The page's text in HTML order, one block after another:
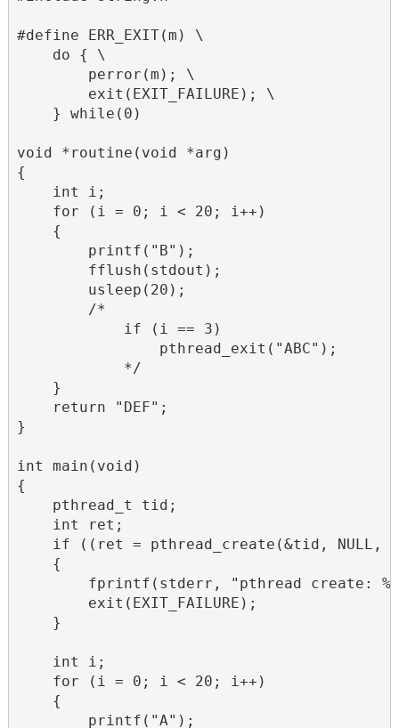
#define ERR_EXIT(m) \
    do { \
        perror(m); \
        exit(EXIT_FAILURE); \
    } while(0)
void *routine(void *arg)
{
    int i;
    for (i = 0; i < 20; i++)
    {
        printf("B");
        fflush(stdout);
        usleep(20);
        /*
            if (i == 3)
                pthread_exit("ABC");
            */
    }
    return "DEF";
}
int main(void)
{
    pthread_t tid;
    int ret;
if ((ret = pthread_create(&tid, NULL,
    {
fprintf(stderr, "pthread create:
        exit(EXIT_FAILURE);
    }
    int i;
    for (i = 0; i < 20; i++)
    {
        printf("A");